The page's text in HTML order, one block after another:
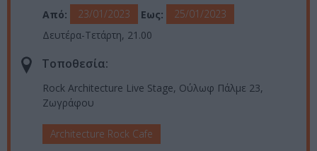
Από: 23/01/2023 Εως:
25/01/2023
Δευτέρα-Τετάρτη, 21.00
Τοποθεσία:
Rock Architecture Live Stage, Ούλωφ Πάλμε 23,
Ζωγράφου
Architecture Rock Cafe